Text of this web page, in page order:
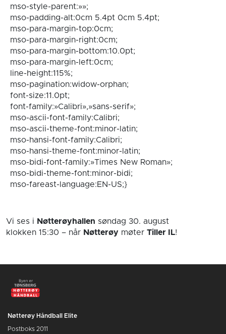
mso-style-parent:»»;
mso-padding-alt:0cm 5.4pt 0cm 5.4pt;
mso-para-margin-top:0cm;
mso-para-margin-right:0cm;
mso-para-margin-bottom:10.0pt;
mso-para-margin-left:0cm;
line-height:115%;
mso-pagination:widow-orphan;
font-size:11.0pt;
font-family:»Calibri»,»sans-serif»;
mso-ascii-font-family:Calibri;
mso-ascii-theme-font:minor-latin;
mso-hansi-font-family:Calibri;
mso-hansi-theme-font:minor-latin;
mso-bidi-font-family:»Times New Roman»;
mso-bidi-theme-font:minor-bidi;
mso-fareast-language:EN-US;}
Vi ses i Nøtterøyhallen søndag 30. august
klokken 15:30 – når Nøtterøy møter Tiller IL!
Nøtterøy Håndball Elite
Postboks 2011